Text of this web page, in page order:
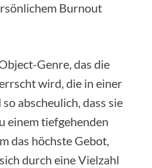
Burnout
Genre, das die
wird, die in einer
abscheulich, dass sie
einem tiefgehenden
das höchste Gebot,
durch eine Vielzahl